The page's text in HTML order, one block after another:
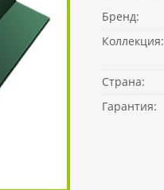
Бренд:
Коллекция:
Страна:
Гарантия: